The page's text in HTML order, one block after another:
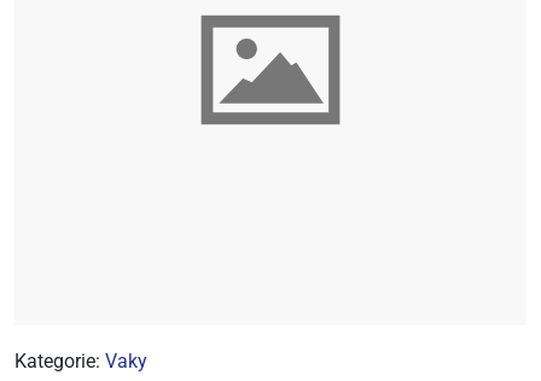
Kategorie: Vaky